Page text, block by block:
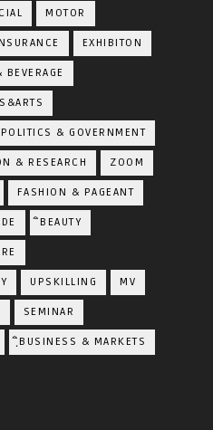
MOTOR
EXHIBITON
BEVERAGE
POLITICS & GOVERNMENT
& RESEARCH ZOOM
FASHION & PAGEANT
ิBEAUTY
UPSKILLING MV
SEMINAR
ฺิBUSINESS & MARKETS